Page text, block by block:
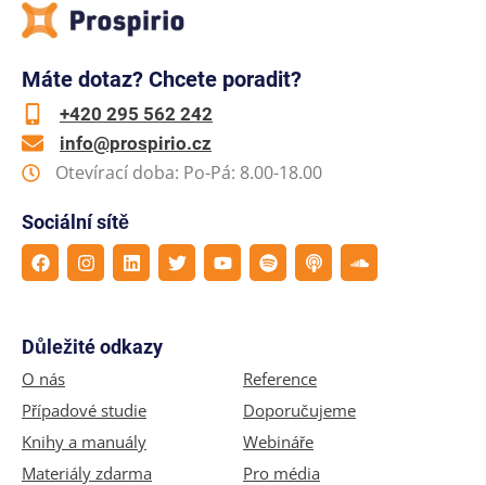
Máte dotaz? Chcete poradit?
+420 295 562 242
info@prospirio.cz
Otevírací doba: Po-Pá: 8.00-18.00
Sociální sítě
Důležité odkazy
O nás
Případové studie
Knihy a manuály
Materiály zdarma
Reference
Doporučujeme
Webináře
Pro média